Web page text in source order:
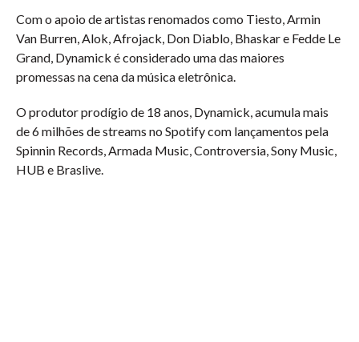
Com o apoio de artistas renomados como Tiesto, Armin
Van Burren, Alok, Afrojack, Don Diablo, Bhaskar e Fedde Le
Grand, Dynamick é considerado uma das maiores
promessas na cena da música eletrônica.
O produtor prodígio de 18 anos, Dynamick, acumula mais
de 6 milhões de streams no Spotify com lançamentos pela
Spinnin Records, Armada Music, Controversia, Sony Music,
HUB e Braslive.